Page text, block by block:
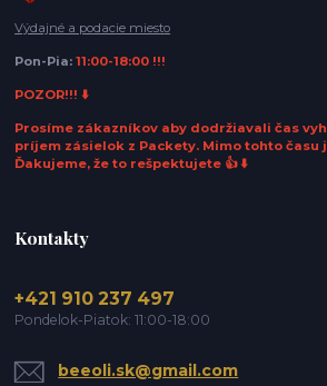
Výdajné a podacie miesto
Pon-Pia:11:00-18:00 !!!
POZOR!!! ⬇️
Prosíme zákazníkov aby dodržiavali čas
príjem zásielok z Packety. Mimo tohto času
Ďakujeme, že to rešpektujete 👍 ⬇️
Kontakty
+421 910 237 497
Pondelok-Piatok: 11:00-18:00
beeoli.sk@gmail.com